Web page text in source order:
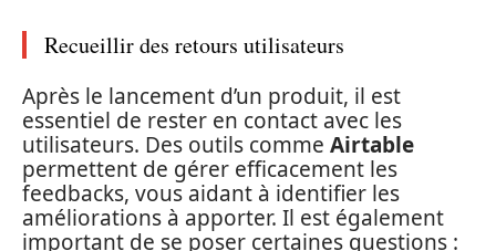
Recueillir des retours utilisateurs
Après le lancement d’un produit, il est
essentiel de rester en contact avec les
utilisateurs. Des outils comme Airtable
permettent de gérer efficacement les
feedbacks, vous aidant à identifier les
améliorations à apporter. Il est également
important de se poser certaines questions :